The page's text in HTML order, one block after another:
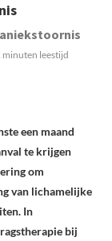
minuten leestijd
een maand
te krijgen
om
van lichamelijke
In
bij